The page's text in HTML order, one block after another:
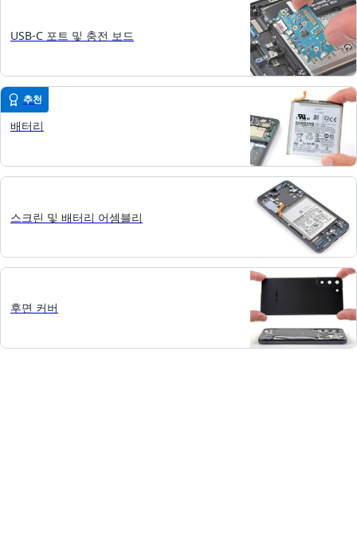
USB-C 포트 및 충전 보드
추천
배터리
스크린 및 배터리 어셈블리
후면 커버